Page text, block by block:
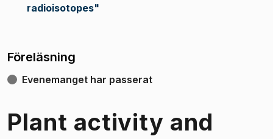
radioisotopes"
Föreläsning
Evenemanget har passerat
Plant activity and